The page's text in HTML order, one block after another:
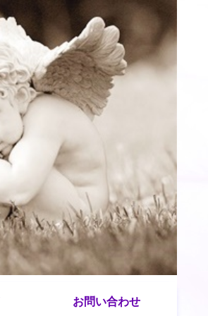
お問い合わせ